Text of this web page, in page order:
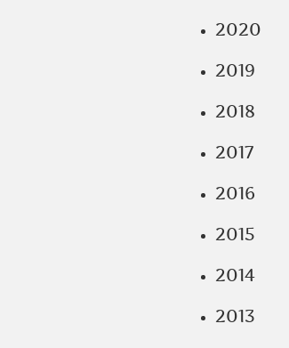
2020
2019
2018
2017
2016
2015
2014
2013